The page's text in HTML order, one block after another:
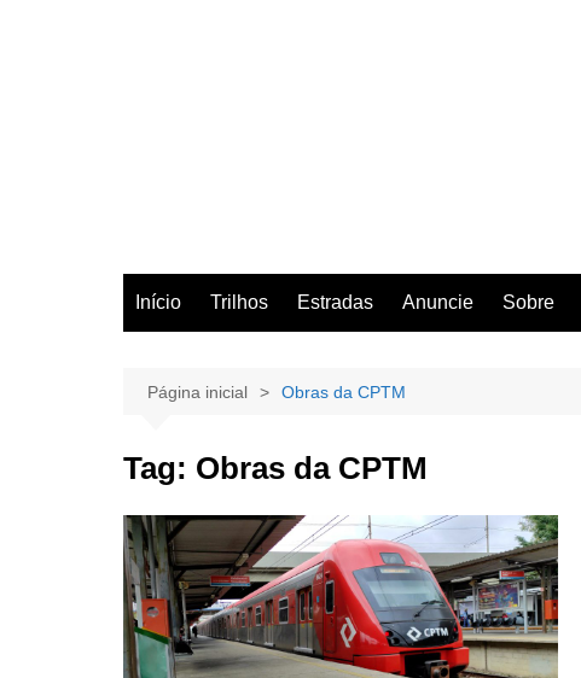
Início Trilhos Estradas Anuncie Sobre
Página inicial Obras da CPTM
Tag: Obras da CPTM